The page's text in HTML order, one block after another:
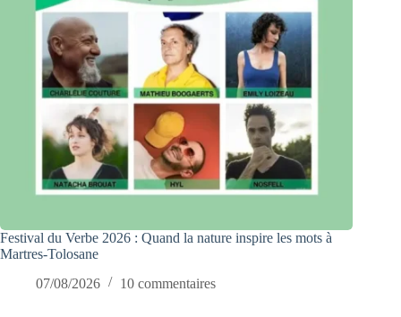
Festival du Verbe 2026 : Quand la nature inspire les mots à
Martres-Tolosane
07/08/2026
10 commentaires